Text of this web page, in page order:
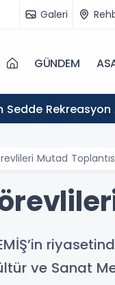
Galeri
GÜNDEM
Sedde Rekreasyon
Mutad Toplantısı
ve Sanat